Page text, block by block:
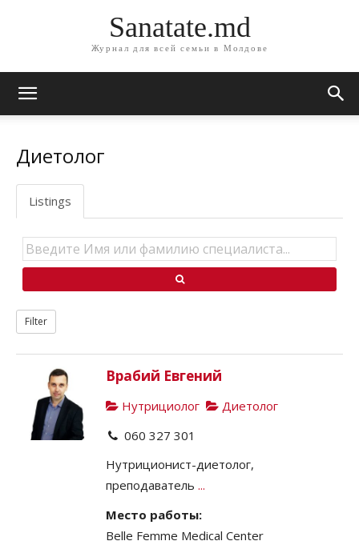
Sanatate.md
Журнал для всей семьи в Молдове
Диетолог
Listings
Filter
Врабий Евгений
Нутрициолог
Диетолог
060 327 301
Нутриционист-диетолог,
преподаватель ...
Место работы:
Belle Femme Medical Center